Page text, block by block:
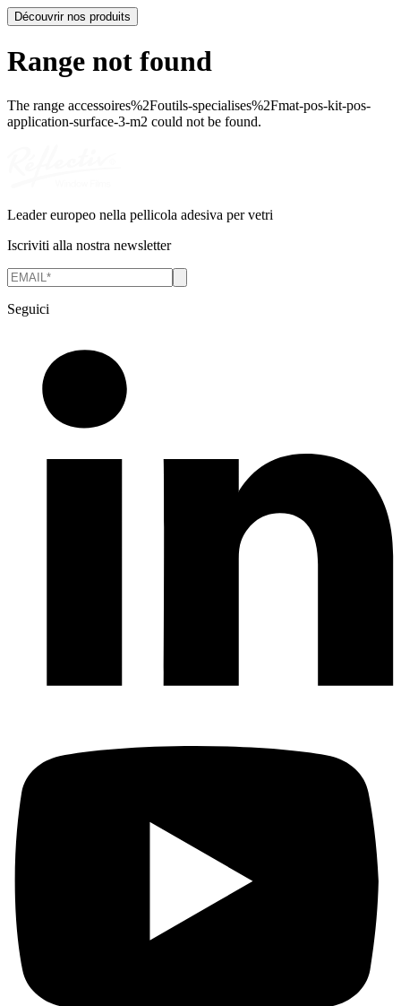
Découvrir nos produits
Range not found
The range accessoires%2Foutils-specialises%2Fmat-pos-kit-pos-
application-surface-3-m2 could not be found.
Leader europeo nella pellicola adesiva per vetri
Iscriviti alla nostra newsletter
Seguici